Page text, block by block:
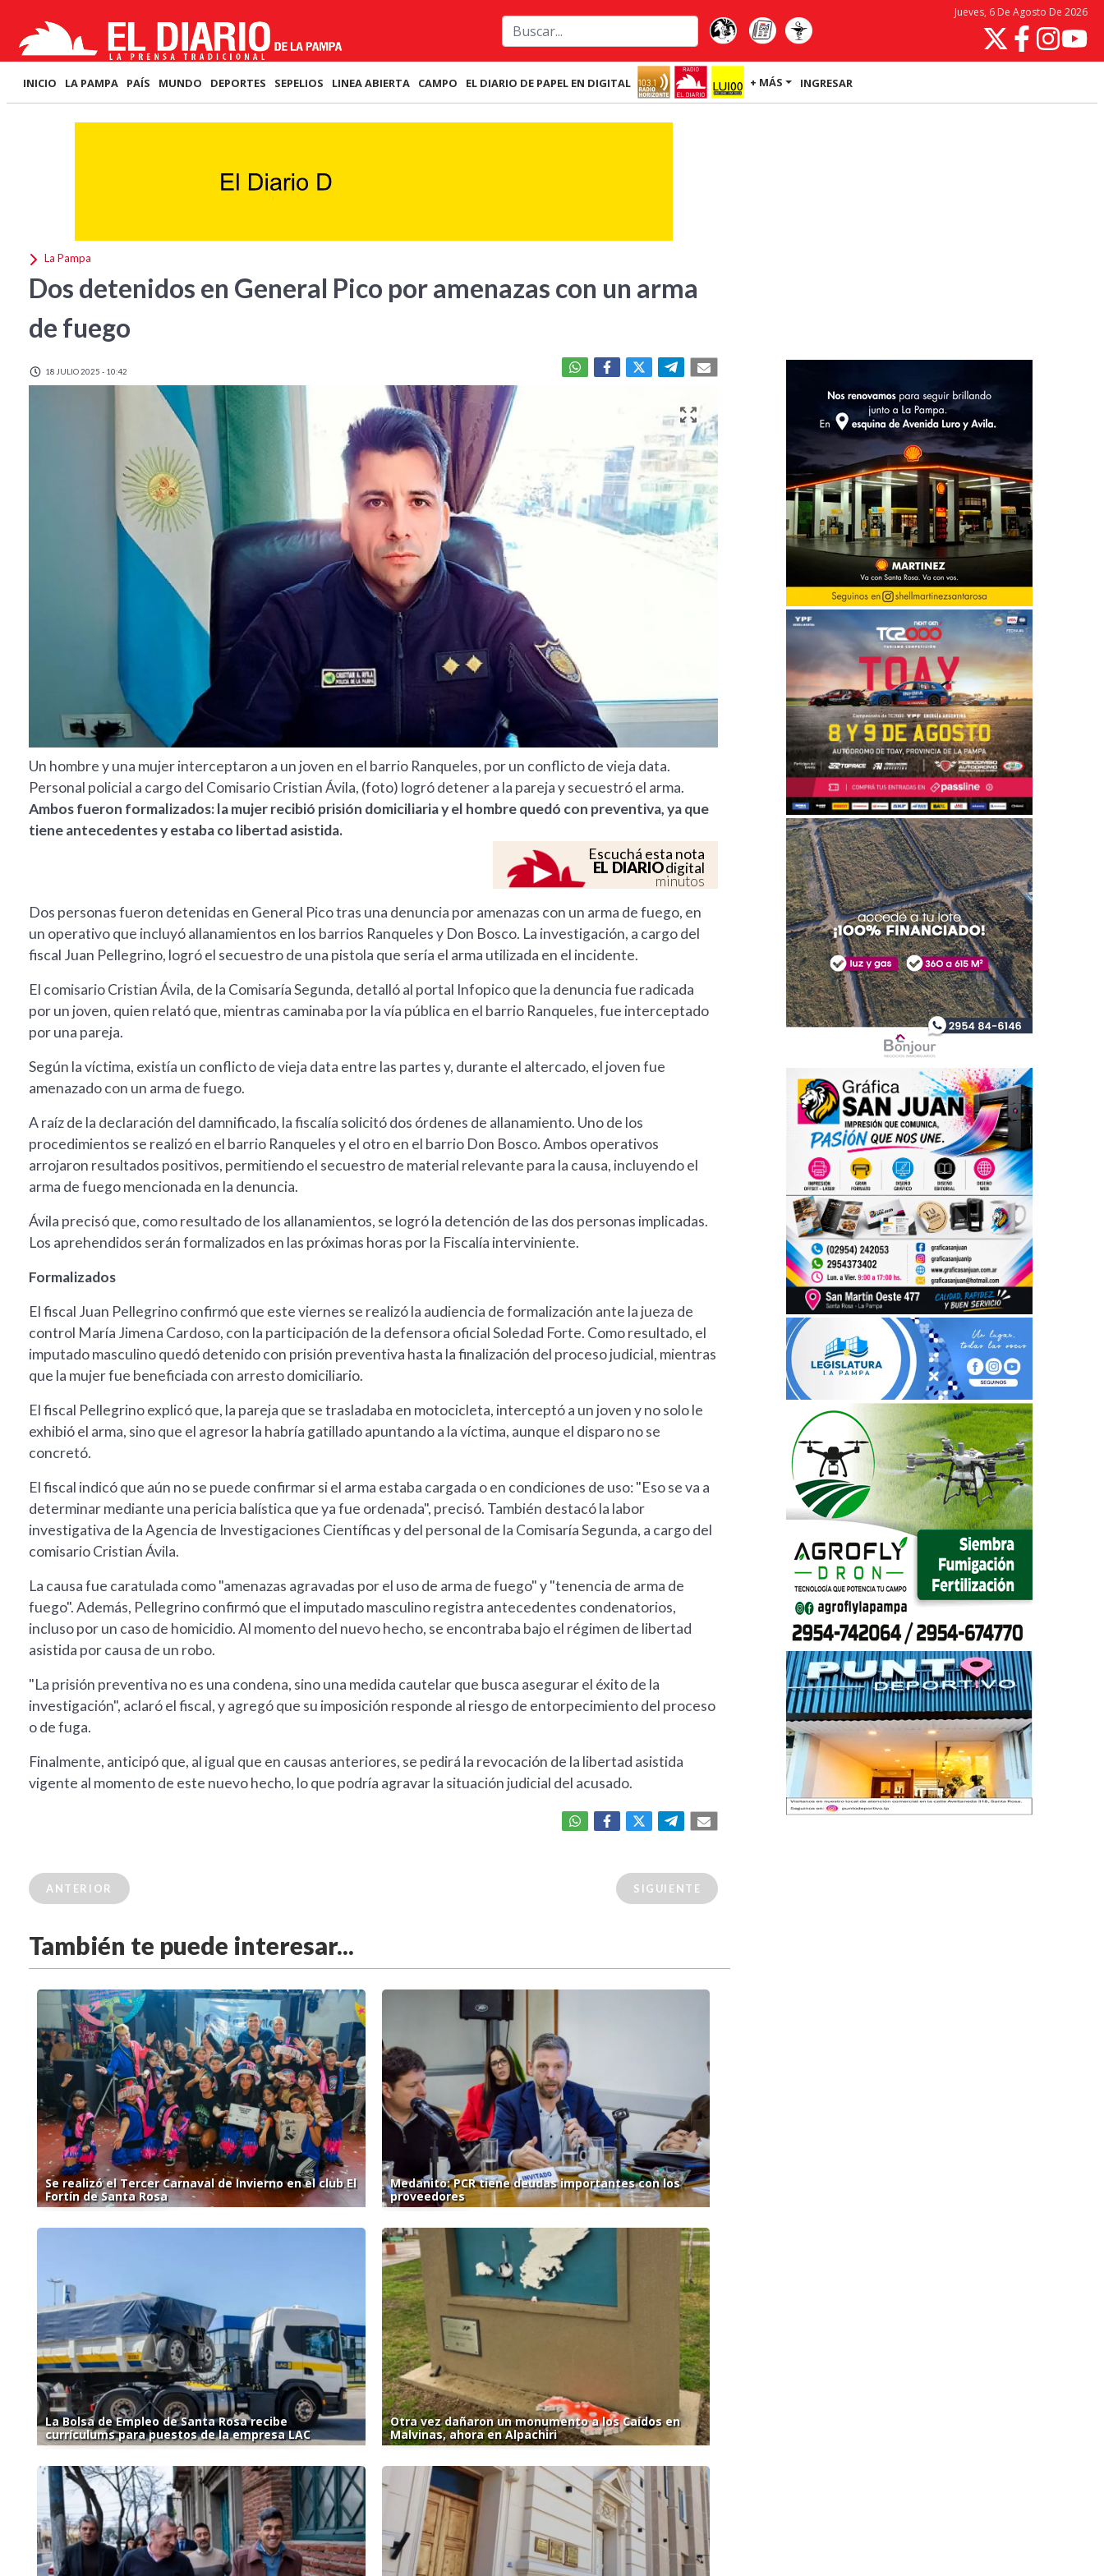
Jueves, 6 De Agosto De 2026
INICIO LA PAMPA PAÍS MUNDO DEPORTES SEPELIOS LINEA ABIERTA CAMPO EL DIARIO DE PAPEL EN DIGITAL + MÁS INGRESAR
La Pampa
Dos detenidos en General Pico por amenazas con un arma
de fuego
18 JULIO 2025 - 10:42
Un hombre y una mujer interceptaron a un joven en el barrio Ranqueles, por un conflicto de vieja data.
Personal policial a cargo del Comisario Cristian Ávila, (foto) logró detener a la pareja y secuestró el arma.
Ambos fueron formalizados: la mujer recibió prisión domiciliaria y el hombre quedó con preventiva, ya que
tiene antecedentes y estaba co libertad asistida.
Escuchá esta nota
EL DIARIOdigital
minutos
Dos personas fueron detenidas en General Pico tras una denuncia por amenazas con un arma de fuego, en
un operativo que incluyó allanamientos en los barrios Ranqueles y Don Bosco. La investigación, a cargo del
fiscal Juan Pellegrino, logró el secuestro de una pistola que sería el arma utilizada en el incidente.
El comisario Cristian Ávila, de la Comisaría Segunda, detalló al portal Infopico que la denuncia fue radicada
por un joven, quien relató que, mientras caminaba por la vía pública en el barrio Ranqueles, fue interceptado
por una pareja.
Según la víctima, existía un conflicto de vieja data entre las partes y, durante el altercado, el joven fue
amenazado con un arma de fuego.
A raíz de la declaración del damnificado, la fiscalía solicitó dos órdenes de allanamiento. Uno de los
procedimientos se realizó en el barrio Ranqueles y el otro en el barrio Don Bosco. Ambos operativos
arrojaron resultados positivos, permitiendo el secuestro de material relevante para la causa, incluyendo el
arma de fuego mencionada en la denuncia.
Ávila precisó que, como resultado de los allanamientos, se logró la detención de las dos personas implicadas.
Los aprehendidos serán formalizados en las próximas horas por la Fiscalía interviniente.
Formalizados
El fiscal Juan Pellegrino confirmó que este viernes se realizó la audiencia de formalización ante la jueza de
control María Jimena Cardoso, con la participación de la defensora oficial Soledad Forte. Como resultado, el
imputado masculino quedó detenido con prisión preventiva hasta la finalización del proceso judicial, mientras
que la mujer fue beneficiada con arresto domiciliario.
El fiscal Pellegrino explicó que, la pareja que se trasladaba en motocicleta, interceptó a un joven y no solo le
exhibió el arma, sino que el agresor la habría gatillado apuntando a la víctima, aunque el disparo no se
concretó.
El fiscal indicó que aún no se puede confirmar si el arma estaba cargada o en condiciones de uso: "Eso se va a
determinar mediante una pericia balística que ya fue ordenada", precisó. También destacó la labor
investigativa de la Agencia de Investigaciones Científicas y del personal de la Comisaría Segunda, a cargo del
comisario Cristian Ávila.
La causa fue caratulada como "amenazas agravadas por el uso de arma de fuego" y "tenencia de arma de
fuego". Además, Pellegrino confirmó que el imputado masculino registra antecedentes condenatorios,
incluso por un caso de homicidio. Al momento del nuevo hecho, se encontraba bajo el régimen de libertad
asistida por causa de un robo.
"La prisión preventiva no es una condena, sino una medida cautelar que busca asegurar el éxito de la
investigación", aclaró el fiscal, y agregó que su imposición responde al riesgo de entorpecimiento del proceso
o de fuga.
Finalmente, anticipó que, al igual que en causas anteriores, se pedirá la revocación de la libertad asistida
vigente al momento de este nuevo hecho, lo que podría agravar la situación judicial del acusado.
ANTERIOR SIGUIENTE
También te puede interesar...
Se realizó el Tercer Carnaval de Invierno en el club El
Fortín de Santa Rosa
Medanito: PCR tiene deudas importantes con los
proveedores
La Bolsa de Empleo de Santa Rosa recibe
currículums para puestos de la empresa LAC
Otra vez dañaron un monumento a los Caídos en
Malvinas, ahora en Alpachiri